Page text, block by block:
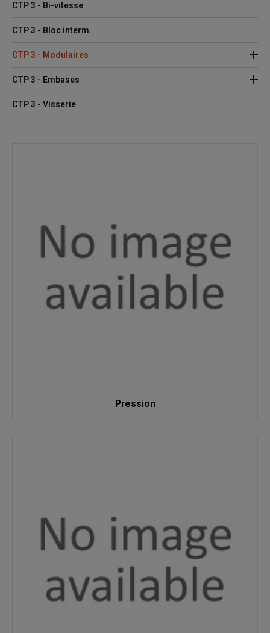
CTP 3 - Bi-vitesse
CTP 3 - Bloc interm.
CTP 3 - Modulaires
CTP 3 - Embases
CTP 3 - Visserie
Pression